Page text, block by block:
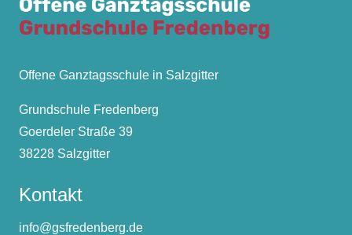
Offene Ganztagsschule in Salzgitter
Grundschule Fredenberg
Goerdeler Straße 39
38228 Salzgitter
Kontakt
info@gsfredenberg.de